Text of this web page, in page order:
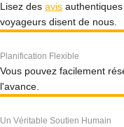
Lisez des avis
voyageurs disent de nous.
Planification Flexible
Vous pouvez facilement
l'avance.
Un Véritable Soutien Humain